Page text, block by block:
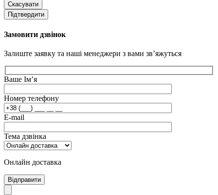
Скасувати
Підтвердити
Замовити дзвінок
Залиште заявку та наші менеджери з вами зв’яжуться
Ваше Ім’я
Номер телефону
E-mail
Тема дзвінка
Онлайн доставка
Відправити